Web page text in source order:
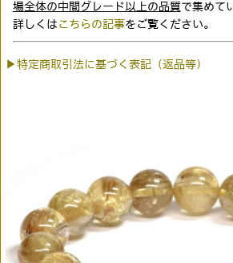
場全体の中間グレード以上の品質で集めて
詳しくは こちらの記事をご覧ください。
▶特定商取引法に基づく表記（返品等）